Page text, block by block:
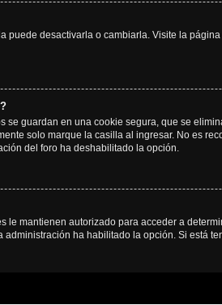
puede desactivarla o cambiarla. Visite la
se guardan en una cookie segura, que se
solo marque la casilla al ingresar. No es
del foro ha deshabilitado la opción.
le mantienen autorizado para acceder a
ha habilitado la opción. Si está